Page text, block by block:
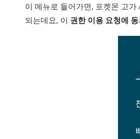
이 메뉴로 들어가면, 포켓몬 고
되는데요, 이 권한 이용 요청에